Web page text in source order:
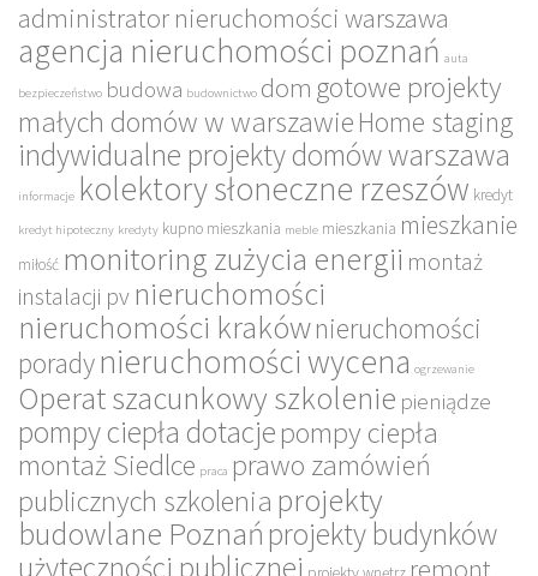
administrator nieruchomości warszawa
agencja nieruchomości poznań auta
bezpieczeństwo budowa budownictwo dom gotowe projekty
małych domów w warszawie Home staging
indywidualne projekty domów warszawa
informacje kolektory słoneczne rzeszów kredyt
kredyt hipoteczny kredyty kupno mieszkania meble mieszkania mieszkanie
miłość monitoring zużycia energii montaż
instalacji pv nieruchomości
nieruchomości krakównieruchomości
poradynieruchomości wycena ogrzewanie
Operat szacunkowy szkolenie pieniądze
pompy ciepła dotacjepompy ciepła
montaż Siedlce praca prawo zamówień
publicznych szkolenia projekty
budowlane Poznańprojekty budynków
użyteczności publicznej